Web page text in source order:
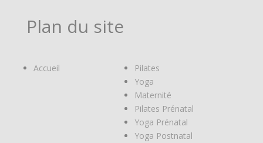
Plan du site
Accueil
Pilates
Yoga
Maternité
Pilates Prénatal
Yoga Prénatal
Yoga Postnatal